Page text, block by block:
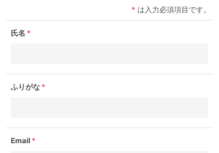
* は入力必須項目です。
氏名 *
ふりがな *
Email *